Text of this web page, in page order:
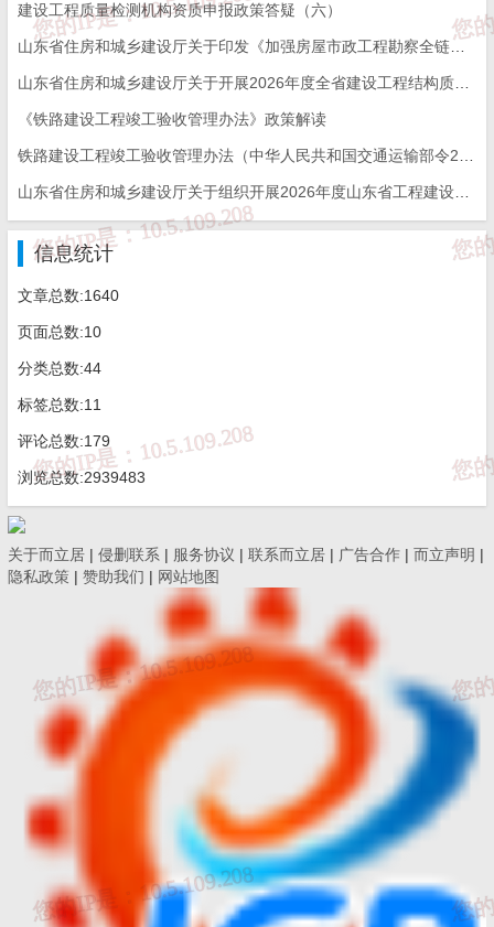
四、保障措施
主动对接同级发展改革部门，并参考“消防审验专家行”服务重点项
单。要依托省、市工程建设项目审批监管系统，动态掌握项目建设
（二）完善机构选派机制。实行派件、抽签、轮值等方式选
确定的重点项目清单，提前确定并通知相应审查机构。规范审查机
机构专业适配、履职尽责、服务高效。
（三）厘清服务工作边界。明确施工图审查提前介入、靠前
服务属于公益性技术咨询与过程指导服务。督促审查机构依法依规
履行正式施工图审查程序，出具合法审查结论，严禁将提前服务作
为增设审查前置条件。
（四）健全争议协调机制。建设单位、勘察设计单位对审查
机构出具的审查意见存有异议，且与审查机构无法达成一致的，建
建设工程质量检测机构资质申报政策答疑（六）
《铁路建设工程竣工验收管理办法》政策解读
信息统计
文章总数:1640
页面总数:10
分类总数:44
标签总数:11
评论总数:179
浏览总数:2939483
关于而立居 | 侵删联系 | 服务协议 | 联系而立居 | 广告合作 | 而立声明 |
隐私政策 | 赞助我们 | 网站地图